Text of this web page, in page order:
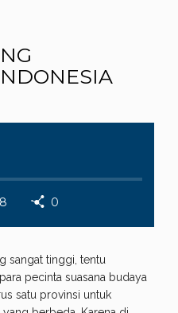
0
sangat tinggi, tentu
pecinta suasana budaya
satu provinsi untuk